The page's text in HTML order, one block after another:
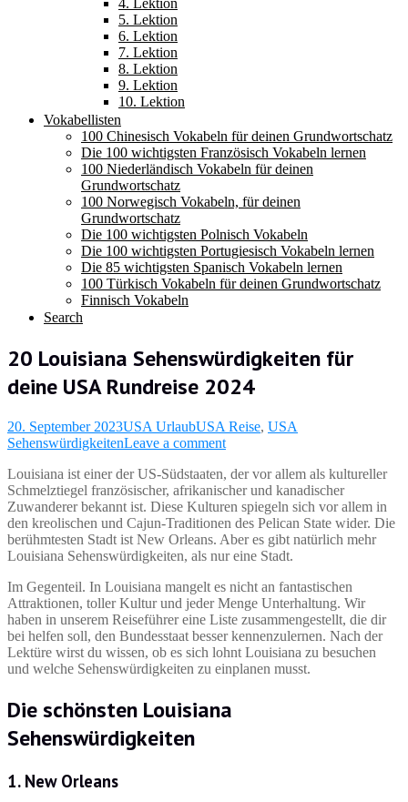
5. Lektion
6. Lektion
7. Lektion
8. Lektion
9. Lektion
10. Lektion
Vokabellisten
100 Chinesisch Vokabeln für deinen Grundwortschatz
Die 100 wichtigsten Französisch Vokabeln lernen
100 Niederländisch Vokabeln für deinen
Grundwortschatz
100 Norwegisch Vokabeln, für deinen
Grundwortschatz
Die 100 wichtigsten Polnisch Vokabeln
Die 100 wichtigsten Portugiesisch Vokabeln lernen
Die 85 wichtigsten Spanisch Vokabeln lernen
100 Türkisch Vokabeln für deinen Grundwortschatz
Finnisch Vokabeln
Search
20 Louisiana Sehenswürdigkeiten für
deine USA Rundreise 2024
20. September 2023USA UrlaubUSA Reise, USA
SehenswürdigkeitenLeave a comment
Louisiana ist einer der US-Südstaaten, der vor allem als kultureller
Schmelztiegel französischer, afrikanischer und kanadischer
Zuwanderer bekannt ist. Diese Kulturen spiegeln sich vor allem in
den kreolischen und Cajun-Traditionen des Pelican State wider. Die
berühmtesten Stadt ist New Orleans. Aber es gibt natürlich mehr
Louisiana Sehenswürdigkeiten, als nur eine Stadt.
Im Gegenteil. In Louisiana mangelt es nicht an fantastischen
Attraktionen, toller Kultur und jeder Menge Unterhaltung. Wir
haben in unserem Reiseführer eine Liste zusammengestellt, die dir
bei helfen soll, den Bundesstaat besser kennenzulernen. Nach der
Lektüre wirst du wissen, ob es sich lohnt Louisiana zu besuchen
und welche Sehenswürdigkeiten zu einplanen musst.
Die schönsten Louisiana
Sehenswürdigkeiten
1. New Orleans